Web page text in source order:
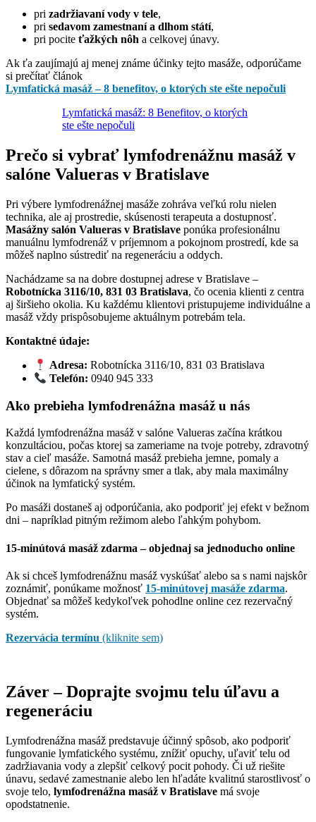
pri zadržiavaní vody v tele,
pri sedavom zamestnaní a dlhom státí,
pri pocite ťažkých nôh a celkovej únavy.
Ak ťa zaujímajú aj menej známe účinky tejto masáže, odporúčame
si prečítať článok
Lymfatická masáž – 8 benefitov, o ktorých ste ešte nepočuli
Lymfatická masáž: 8 Benefitov, o ktorých
ste ešte nepočuli
Prečo si vybrať lymfodrenážnu masáž v
salóne Valueras v Bratislave
Pri výbere lymfodrenážnej masáže zohráva veľkú rolu nielen
technika, ale aj prostredie, skúsenosti terapeuta a dostupnosť.
Masážny salón Valueras v Bratislave ponúka profesionálnu
manuálnu lymfodrenáž v príjemnom a pokojnom prostredí, kde sa
môžeš naplno sústrediť na regeneráciu a oddych.
Nachádzame sa na dobre dostupnej adrese v Bratislave –
Robotnícka 3116/10, 831 03 Bratislava, čo ocenia klienti z centra
aj širšieho okolia. Ku každému klientovi pristupujeme individuálne a
masáž vždy prispôsobujeme aktuálnym potrebám tela.
Kontaktné údaje:
Adresa: Robotnícka 3116/10, 831 03 Bratislava
Telefón: 0940 945 333
Ako prebieha lymfodrenážna masáž u nás
Každá lymfodrenážna masáž v salóne Valueras začína krátkou
konzultáciou, počas ktorej sa zameriame na tvoje potreby, zdravotný
stav a cieľ masáže. Samotná masáž prebieha jemne, pomaly a
cielene, s dôrazom na správny smer a tlak, aby mala maximálny
účinok na lymfatický systém.
Po masáži dostaneš aj odporúčania, ako podporiť jej efekt v bežnom
dni – napríklad pitným režimom alebo ľahkým pohybom.
15-minútová masáž zdarma – objednaj sa jednoducho online
Ak si chceš lymfodrenážnu masáž vyskúšať alebo sa s nami najskôr
zoznámiť, ponúkame možnosť 15-minútovej masáže zdarma.
Objednať sa môžeš kedykoľvek pohodlne online cez rezervačný
systém.
Rezervácia termínu (kliknite sem)
Záver – Doprajte svojmu telu úľavu a
regeneráciu
Lymfodrenážna masáž predstavuje účinný spôsob, ako podporiť
fungovanie lymfatického systému, znížiť opuchy, uľaviť telu od
zadržiavania vody a zlepšiť celkový pocit pohody. Či už riešite
únavu, sedavé zamestnanie alebo len hľadáte kvalitnú starostlivosť o
svoje telo, lymfodrenážna masáž v Bratislave má svoje
opodstatnenie.